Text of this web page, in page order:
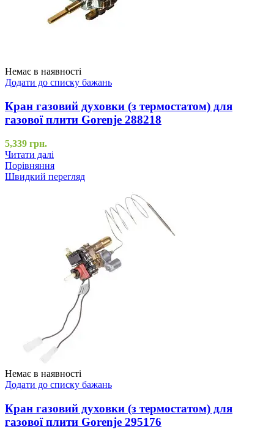
Немає в наявності
Додати до списку бажань
Кран газовий духовки (з термостатом) для
газової плити Gorenje 288218
5,339 грн.
Читати далі
Порівняння
Швидкий перегляд
Немає в наявності
Додати до списку бажань
Кран газовий духовки (з термостатом) для
газової плити Gorenje 295176